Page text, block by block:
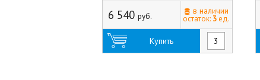
6 540 руб.
в наличии
остаток: 3ед.
Купить